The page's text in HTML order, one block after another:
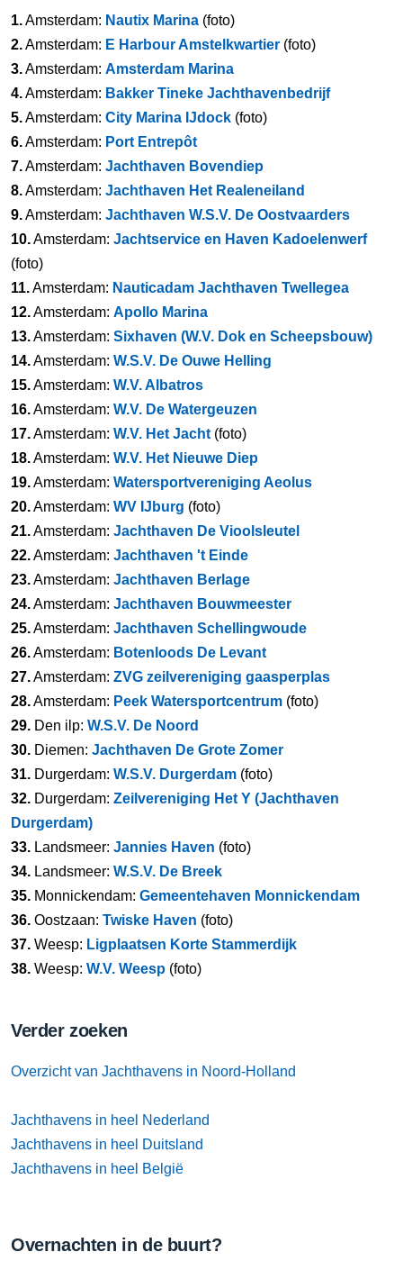
1.Amsterdam: Nautix Marina (foto)
2.Amsterdam: E Harbour Amstelkwartier (foto)
3.Amsterdam: Amsterdam Marina
4.Amsterdam: Bakker Tineke Jachthavenbedrijf
5.Amsterdam: City Marina IJdock (foto)
6.Amsterdam: Port Entrepôt
7.Amsterdam: Jachthaven Bovendiep
8.Amsterdam: Jachthaven Het Realeneiland
9.Amsterdam: Jachthaven W.S.V. De Oostvaarders
10.Amsterdam: Jachtservice en Haven Kadoelenwerf
(foto)
11.Amsterdam: Nauticadam Jachthaven Twellegea
12.Amsterdam: Apollo Marina
13.Amsterdam: Sixhaven (W.V. Dok en Scheepsbouw)
14.Amsterdam: W.S.V. De Ouwe Helling
15.Amsterdam: W.V. Albatros
16.Amsterdam: W.V. De Watergeuzen
17.Amsterdam: W.V. Het Jacht (foto)
18.Amsterdam: W.V. Het Nieuwe Diep
19.Amsterdam: Watersportvereniging Aeolus
20.Amsterdam: WV IJburg (foto)
21.Amsterdam: Jachthaven De Vioolsleutel
22.Amsterdam: Jachthaven 't Einde
23.Amsterdam: Jachthaven Berlage
24.Amsterdam: Jachthaven Bouwmeester
25.Amsterdam: Jachthaven Schellingwoude
26.Amsterdam: Botenloods De Levant
27.Amsterdam: ZVG zeilvereniging gaasperplas
28.Amsterdam: Peek Watersportcentrum (foto)
29. Den ilp: W.S.V. De Noord
30. Diemen: Jachthaven De Grote Zomer
31. Durgerdam: W.S.V. Durgerdam (foto)
32. Durgerdam: Zeilvereniging Het Y (Jachthaven
Durgerdam)
33. Landsmeer: Jannies Haven (foto)
34. Landsmeer: W.S.V. De Breek
35. Monnickendam: Gemeentehaven Monnickendam
36. Oostzaan: Twiske Haven (foto)
37. Weesp: Ligplaatsen Korte Stammerdijk
38. Weesp: W.V. Weesp (foto)
Verder zoeken
Overzicht van Jachthavens in Noord-Holland
Jachthavens in heel Nederland
Jachthavens in heel Duitsland
Jachthavens in heel België
Overnachten in de buurt?